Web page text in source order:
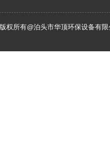
版权所有@泊头市华顶环保设备有限